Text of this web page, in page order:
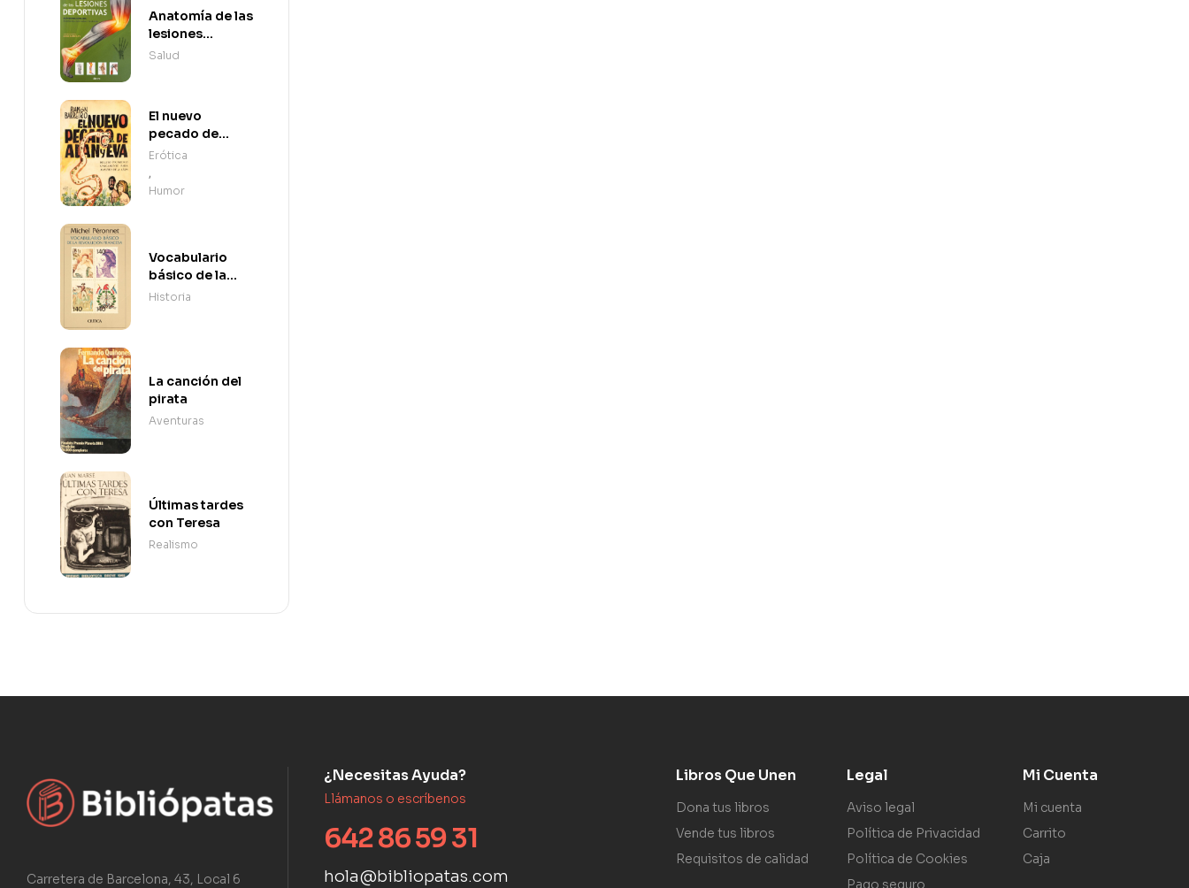
Anatomía de las
lesiones
deportivas
Salud
El nuevo
pecado de
Adán y Eva
Erótica
,
Humor
Vocabulario
básico de la
Revolución
Historia
La canción del
pirata
Aventuras
Últimas tardes
con Teresa
Realismo
Carretera de Barcelona, 43, Local 6
¿Necesitas Ayuda?
Llámanos o escríbenos
642 86 59 31
hola@bibliopatas.com
Libros Que Unen
Dona tus libros
Vende tus libros
Requisitos de calidad
Legal
Aviso legal
Política de Privacidad
Política de Cookies
Pago seguro
Mi Cuenta
Mi cuenta
Carrito
Caja